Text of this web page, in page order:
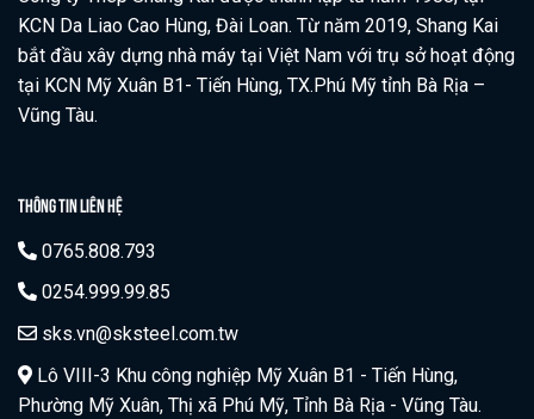
KCN Da Liao Cao Hùng, Đài Loan. Từ năm 2019, Shang Kai
bắt đầu xây dựng nhà máy tại Việt Nam với trụ sở hoạt động
tại KCN Mỹ Xuân B1- Tiến Hùng, TX.Phú Mỹ tỉnh Bà Rịa –
Vũng Tàu.
THÔNG TIN LIÊN HỆ
0765.808.793
0254.999.99.85
sks.vn@sksteel.com.tw
Lô VIII-3 Khu công nghiệp Mỹ Xuân B1 - Tiến Hùng,
Phường Mỹ Xuân, Thị xã Phú Mỹ, Tỉnh Bà Rịa - Vũng Tàu.